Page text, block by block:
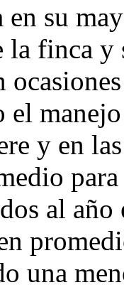
su
la finca
y en
al
una